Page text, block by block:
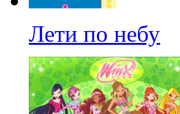
Лети по небу